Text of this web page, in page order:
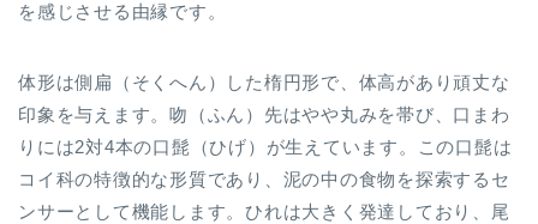
を感じさせる由縁です。
体形は側扁（そくへん）した楕円形で、体高があり頑丈な
印象を与えます。吻（ふん）先はやや丸みを帯び、口まわ
りには2対4本の口髭（ひげ）が生えています。この口髭は
コイ科の特徴的な形質であり、泥の中の食物を探索するセ
ンサーとして機能します。ひれは大きく発達しており、尾